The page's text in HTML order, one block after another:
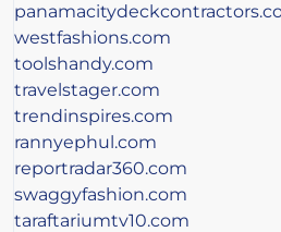
westfashions.com
toolshandy.com
travelstager.com
trendinspires.com
rannyephul.com
reportradar360.com
swaggyfashion.com
taraftariumtv10.com